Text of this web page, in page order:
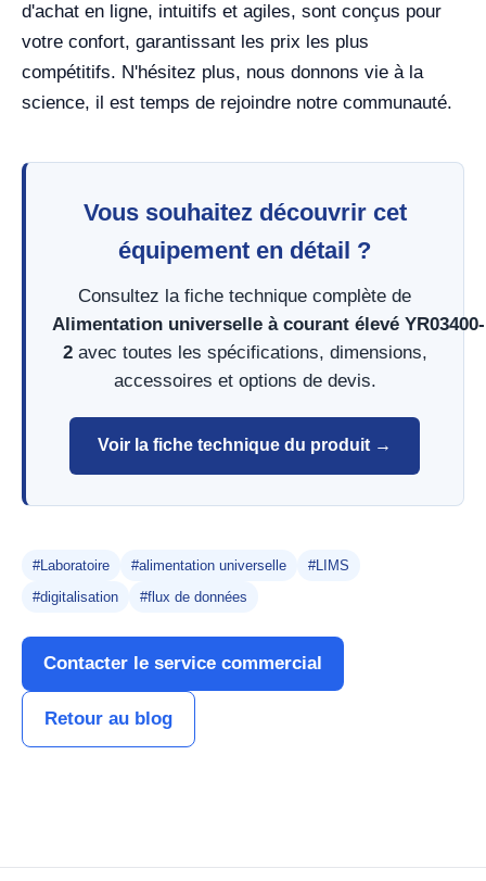
d'achat en ligne, intuitifs et agiles, sont conçus pour
votre confort, garantissant les prix les plus
compétitifs. N'hésitez plus, nous donnons vie à la
science, il est temps de rejoindre notre communauté.
Vous souhaitez découvrir cet
équipement en détail ?
Consultez la fiche technique complète de
Alimentation universelle à courant élevé YR03400-
2avec toutes les spécifications, dimensions,
accessoires et options de devis.
Voir la fiche technique du produit →
#Laboratoire #alimentation universelle
#LIMS
#digitalisation
#flux de données
Contacter le service commercial
Retour au blog